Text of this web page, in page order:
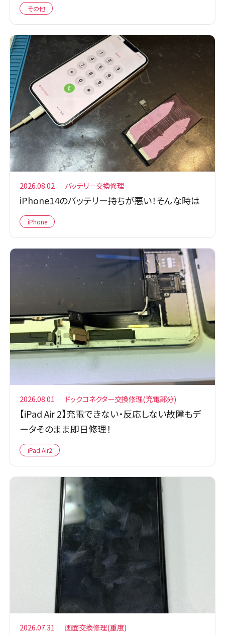
その他
2026.08.02 バッテリー交換修理
iPhone14のバッテリー持ちが悪い！そんな時は
iPhone
2026.08.01 ドックコネクター交換修理(充電部分)
【iPad Air 2】充電できない・反応しない故障もデ
ータそのまま即日修理！
iPad Air2
2026.07.31 画面交換修理(重度)